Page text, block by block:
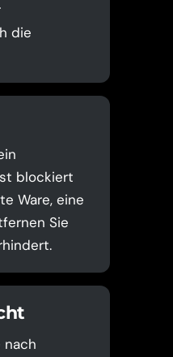
die
blockiert
Ware, eine
Sie
nach